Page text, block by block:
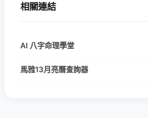
相關連結
AI 八字命理學堂
馬雅13月亮曆查詢器